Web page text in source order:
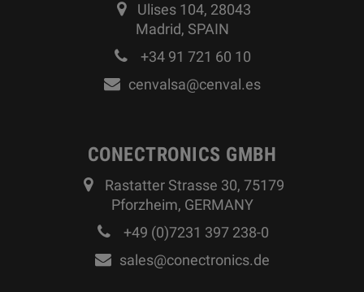
Ulises 104, 28043
Madrid, SPAIN
+34 91 721 60 10
cenvalsa@cenval.es
CONECTRONICS GMBH
Rastatter Strasse 30, 75179
Pforzheim, GERMANY
+49 (0)7231 397 238-0
sales@conectronics.de